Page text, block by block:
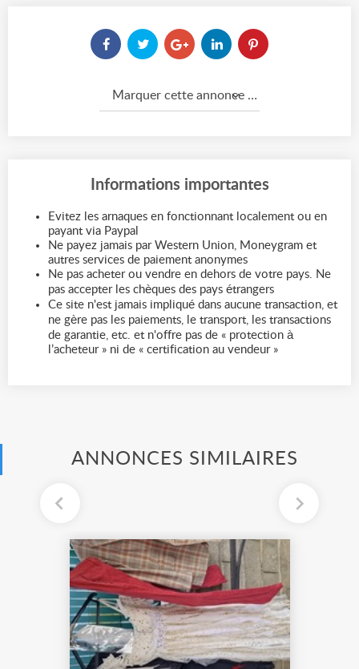
Marquer cette annonce comme...
Informations importantes
Evitez les arnaques en fonctionnant localement ou en
payant via Paypal
Ne payez jamais par Western Union, Moneygram et
autres services de paiement anonymes
Ne pas acheter ou vendre en dehors de votre pays. Ne
pas accepter les chèques des pays étrangers
Ce site n'est jamais impliqué dans aucune transaction, et
ne gère pas les paiements, le transport, les transactions
de garantie, etc. et n'offre pas de « protection à
l’acheteur » ni de « certification au vendeur »
ANNONCES SIMILAIRES